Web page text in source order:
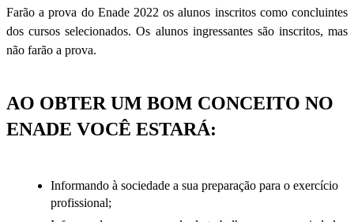
Farão a prova do Enade 2022 os alunos inscritos como concluintes
dos cursos selecionados. Os alunos ingressantes são inscritos, mas
não farão a prova.
AO OBTER UM BOM CONCEITO NO
ENADE VOCÊ ESTARÁ:
Informando à sociedade a sua preparação para o exercício
profissional;